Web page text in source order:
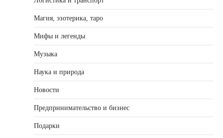
Магия, эзотерика, таро
Мифы и легенды
Музыка
Наука и природа
Новости
Предпринимательство и бизнес
Подарки